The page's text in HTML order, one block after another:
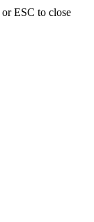
ESC to close